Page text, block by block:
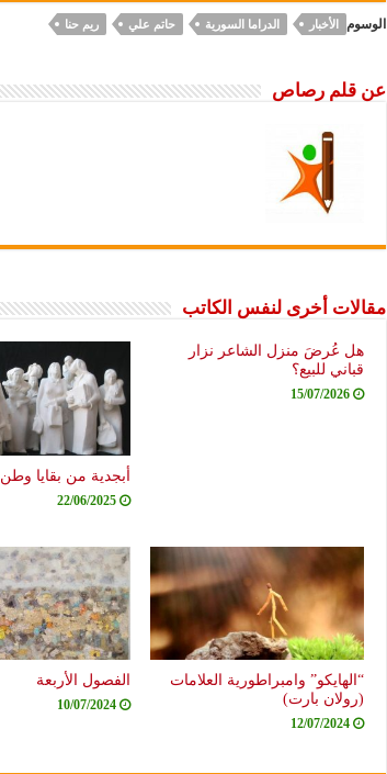
الوسوم الأخبار الدراما السورية حاتم علي ريم حنا
عن قلم رصاص
مقالات أخرى لنفس الكاتب
هل عُرضَ منزل الشاعر نزار
قباني للبيع؟
15/07/2026
أبجدية من بقايا وطن
22/06/2025
“الهايكو” وامبراطورية العلامات
(رولان بارت)
12/07/2024
الفصول الأربعة
10/07/2024